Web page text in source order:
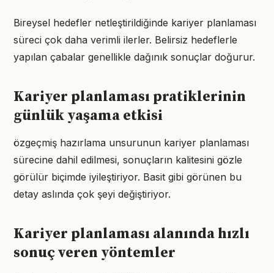
Bireysel hedefler netleştirildiğinde kariyer planlaması
süreci çok daha verimli ilerler. Belirsiz hedeflerle
yapılan çabalar genellikle dağınık sonuçlar doğurur.
Kariyer planlaması pratiklerinin
günlük yaşama etkisi
özgeçmiş hazırlama unsurunun kariyer planlaması
sürecine dahil edilmesi, sonuçların kalitesini gözle
görülür biçimde iyileştiriyor. Basit gibi görünen bu
detay aslında çok şeyi değiştiriyor.
Kariyer planlaması alanında hızlı
sonuç veren yöntemler